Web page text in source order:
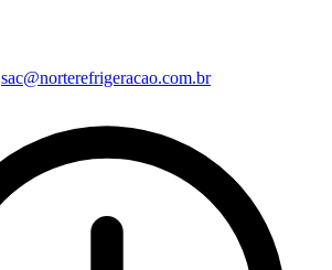
sac@norterefrigeracao.com.br